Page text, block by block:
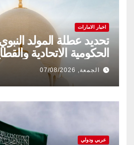
اخبار الامارات
تحديد عطلة المولد
الحكومية الاتحادية
الجمعة, 07/08/2026
عربي ودولي